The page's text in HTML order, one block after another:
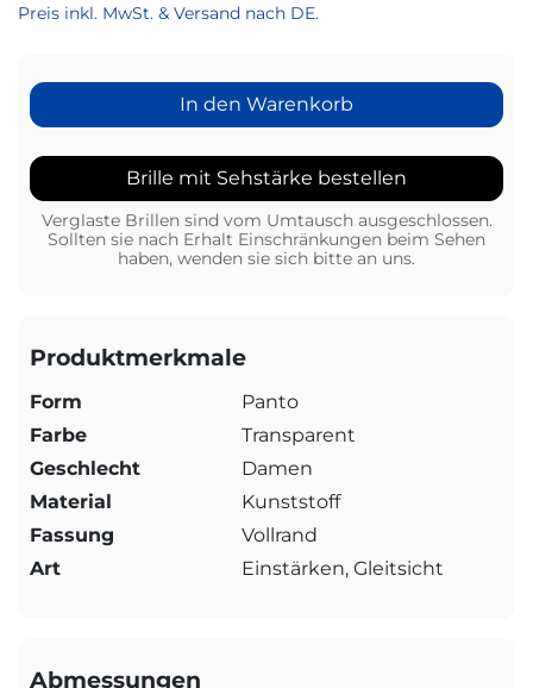
Preis inkl. MwSt. & Versand nach DE.
In den Warenkorb
Brille mit Sehstärke bestellen
Verglaste Brillen sind vom Umtausch ausgeschlossen.
Sollten sie nach Erhalt Einschränkungen beim Sehen
haben, wenden sie sich bitte an uns.
Produktmerkmale
Form
Panto
Farbe
Transparent
Geschlecht
Damen
Material
Kunststoff
Fassung
Vollrand
Art
Einstärken, Gleitsicht
Abmessungen